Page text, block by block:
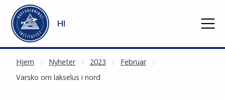
Gå til hovedinnhold
HI
Hjem Nyheter 2023
Februar
Varsko om lakselus i nord
NOT CACHED